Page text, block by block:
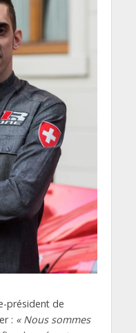
président de
: « Nous sommes